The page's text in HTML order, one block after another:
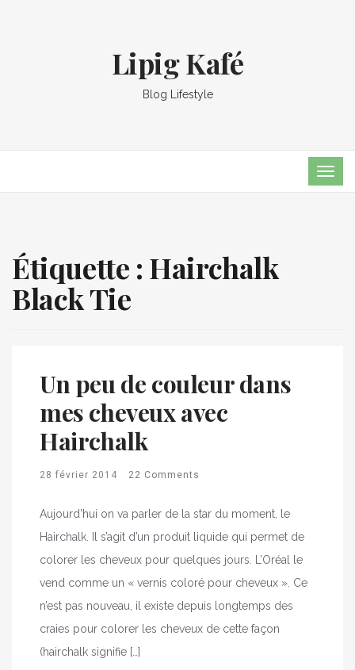
Lipig Kafé
Blog Lifestyle
Étiquette : Hairchalk
Black Tie
Un peu de couleur dans
mes cheveux avec
Hairchalk
28 février 2014 22 Comments
Aujourd’hui on va parler de la star du moment, le
Hairchalk. Il s’agit d’un produit liquide qui permet de
colorer les cheveux pour quelques jours. L’Oréal le
vend comme un « vernis coloré pour cheveux ». Ce
n’est pas nouveau, il existe depuis longtemps des
craies pour colorer les cheveux de cette façon
(hairchalk signifie […]